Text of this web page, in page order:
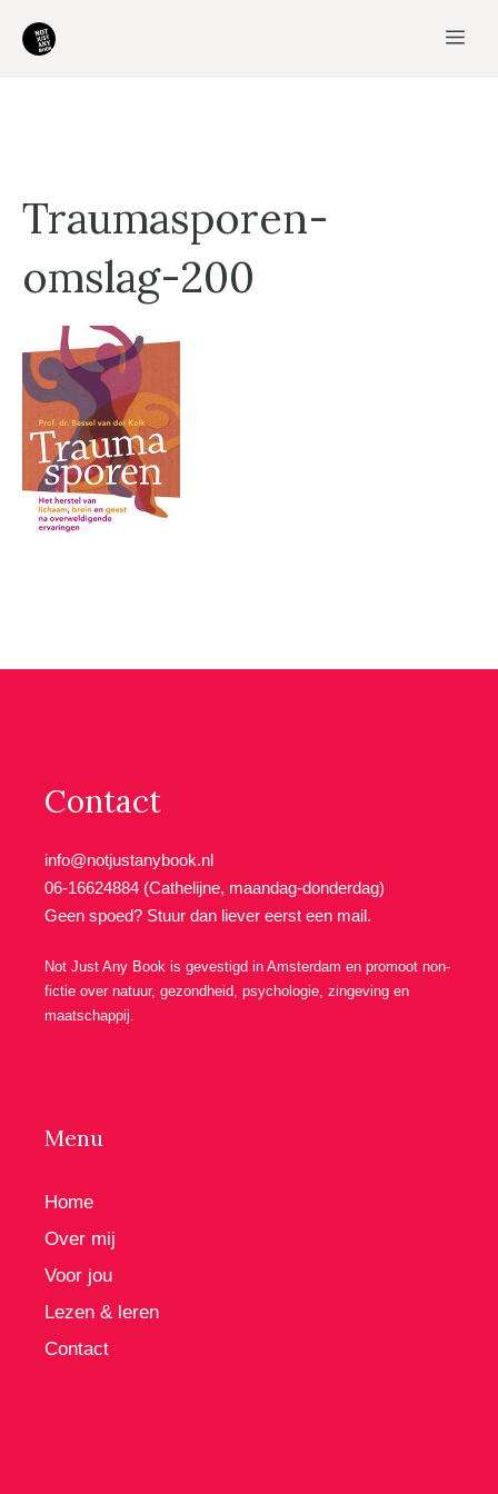
naar
Traumasporen-
omslag-200
Contact
info@notjustanybook.nl
06-16624884 (Cathelijne, maandag-donderdag)
Geen spoed? Stuur dan liever eerst een mail.
Not Just Any Book is gevestigd in Amsterdam en promoot non-
fictie over natuur, gezondheid, psychologie, zingeving en
maatschappij.
Menu
Home
Over mij
Voor jou
Lezen & leren
Contact